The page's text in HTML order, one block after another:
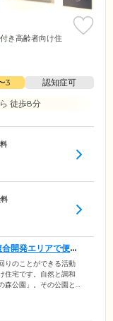
き高齢者向け住
3
認知症可
徒歩8分
開発エリアで便利
りのことができる活動
住宅です。自然と調和
森公園」。その公園と
て、当ホームは誕生